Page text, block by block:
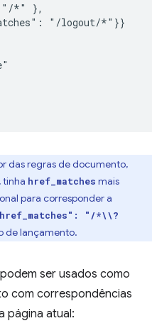
*" },
"/logout/*"}}
das regras de documento,
tinha href_matches mais
para corresponder a
"/*\\?
de lançamento.
ser usados como
com correspondências
página atual: